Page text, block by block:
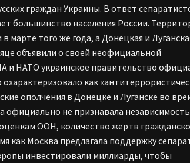
граждан Украины. В ответ
большинство населения России.
того же года, а Донецкая и
объявили о своей неофициальной
и НАТО украинское правительство
как
ополчения в Донецке и Луганске во
официально не признавала независимость
ООН, количество жертв
как Москва предлагала поддержку
инвестировали миллиарды, чтобы